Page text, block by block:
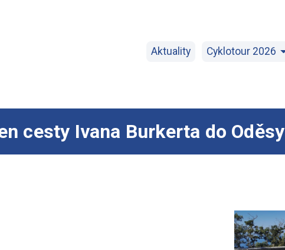
Aktuality Cyklotour 2026
cesty Ivana Burkerta do Oděsy